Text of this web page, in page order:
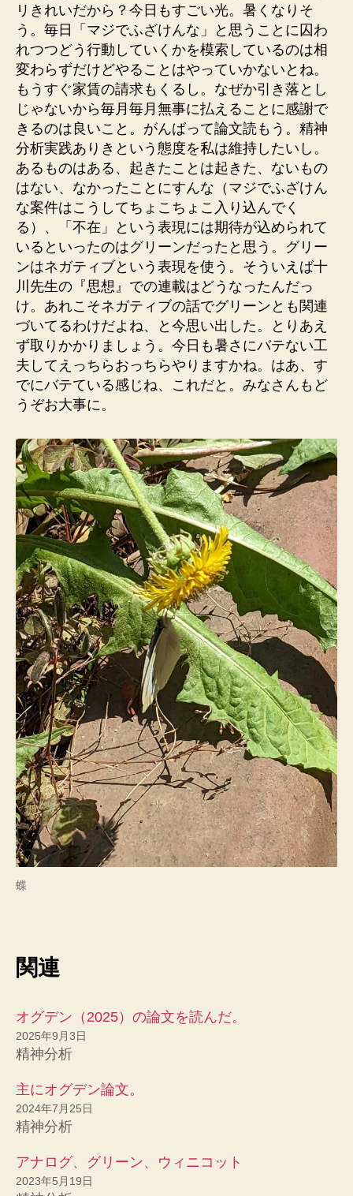
リきれいだから？今日もすごい光。暑くなりそ
う。毎日「マジでふざけんな」と思うことに囚わ
れつつどう行動していくかを模索しているのは相
変わらずだけどやることはやっていかないとね。
もうすぐ家賃の請求もくるし。なぜか引き落とし
じゃないから毎月毎月無事に払えることに感謝で
きるのは良いこと。がんばって論文読もう。精神
分析実践ありきという態度を私は維持したいし。
あるものはある、起きたことは起きた、ないもの
はない、なかったことにすんな（マジでふざけん
な案件はこうしてちょこちょこ入り込んでく
る）、「不在」という表現には期待が込められて
いるといったのはグリーンだったと思う。グリー
ンはネガティブという表現を使う。そういえば十
川先生の『思想』での連載はどうなったんだっ
け。あれこそネガティブの話でグリーンとも関連
づいてるわけだよね、と今思い出した。とりあえ
ず取りかかりましょう。今日も暑さにバテない工
夫してえっちらおっちらやりますかね。はあ、す
でにバテている感じね、これだと。みなさんもど
うぞお大事に。
蝶
関連
オグデン（2025）の論文を読んだ。
2025年9月3日
精神分析
主にオグデン論文。
2024年7月25日
精神分析
アナログ、グリーン、ウィニコット
2023年5月19日